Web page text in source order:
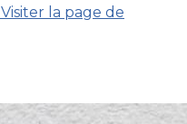
Visiter la page de